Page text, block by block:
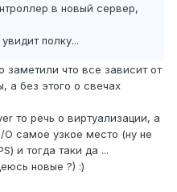
в новый сервер,
полку...
что все зависит от
а без этого о свечах
то речь о виртуализации, а
самое узкое место (ну не
и тогда таки да ...
новые ?) :)